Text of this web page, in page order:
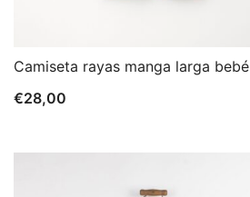
Camiseta rayas manga larga bebé
€28,00